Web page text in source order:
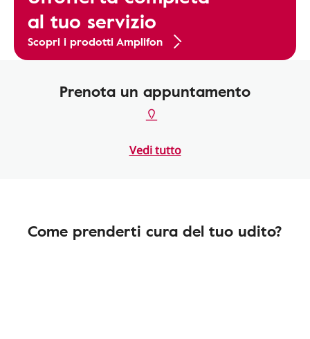
al tuo servizio
Scopri i prodotti Amplifon
Prenota un appuntamento
Vedi tutto
Come prenderti cura del tuo udito?